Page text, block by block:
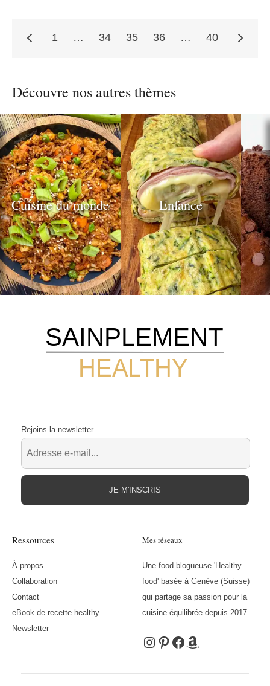
Pagination
des
publications
1 … 34 35 36 … 40
Découvre nos autres thèmes
Cuisine du monde Enfance
HEALTHY
SAINPLEMENT
Ressources
À propos
Collaboration
Contact
eBook de recette healthy
Newsletter
Mes réseaux
Une food blogueuse 'Healthy
food' basée à Genève (Suisse)
qui partage sa passion pour la
cuisine équilibrée depuis 2017.
Instagram
Pinterest
Facebook
Amazon
Rejoins la newsletter
JE M'INSCRIS